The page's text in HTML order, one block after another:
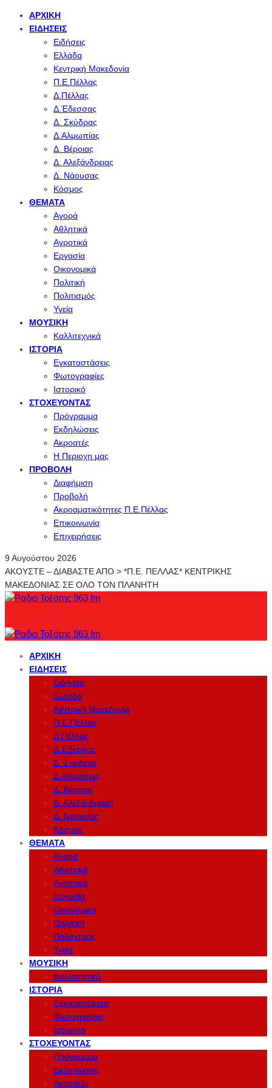
ΑΡΧΙΚΉ
ΕΙΔΉΣΕΙΣ
Ειδήσεις
Ελλάδα
Κεντρική Μακεδονία
Π.Ε.Πέλλας
Δ.Πέλλας
Δ.Έδεσσας
Δ. Σκύδρας
Δ.Αλμωπίας
Δ. Βέροιας
Δ. Αλεξάνδρειας
Δ. Νάουσας
Κόσμος
ΘΈΜΑΤΑ
Αγορά
Αθλητικά
Αγροτικά
Εργασία
Οικονομικά
Πολιτική
Πολιτισμός
Υγεία
ΜΟΥΣΙΚΉ
Καλλιτεχνικά
ΙΣΤΟΡΊΑ
Εγκαταστάσεις
Φωτογραφίες
Ιστορικό
ΣΤΟΧΕΎΟΝΤΑΣ
Πρόγραμμα
Εκδηλώσεις
Ακροατές
Η Περιοχη μας
ΠΡΟΒΟΛΉ
Διαφήμιση
Προβολή
Ακροαματικότητες Π.Ε.Πέλλας
Επικοινωνία
Επιχειρήσεις
9 Αυγούστου 2026
ΑΚΟΥΣΤΕ – ΔΙΑΒΑΣΤΕ ΑΠΟ > *Π.Ε. ΠΕΛΛΑΣ* ΚΕΝΤΡΙΚΗΣ
ΜΑΚΕΔΟΝΙΑΣ ΣΕ ΟΛΟ ΤΟΝ ΠΛΑΝΗΤΗ
ΑΡΧΙΚΉ
ΕΙΔΉΣΕΙΣ
Ειδήσεις
Ελλάδα
Κεντρική Μακεδονία
Π.Ε.Πέλλας
Δ.Πέλλας
Δ.Έδεσσας
Δ. Σκύδρας
Δ.Αλμωπίας
Δ. Βέροιας
Δ. Αλεξάνδρειας
Δ. Νάουσας
Κόσμος
ΘΈΜΑΤΑ
Αγορά
Αθλητικά
Αγροτικά
Εργασία
Οικονομικά
Πολιτική
Πολιτισμός
Υγεία
ΜΟΥΣΙΚΉ
Καλλιτεχνικά
ΙΣΤΟΡΊΑ
Εγκαταστάσεις
Φωτογραφίες
Ιστορικό
ΣΤΟΧΕΎΟΝΤΑΣ
Πρόγραμμα
Εκδηλώσεις
Ακροατές